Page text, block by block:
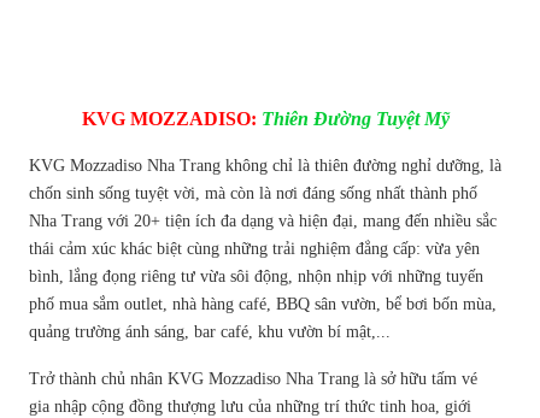
KVG MOZZADISO: Thiên Đường Tuyệt Mỹ
KVG Mozzadiso Nha Trang không chỉ là thiên đường nghỉ dưỡng, là
chốn sinh sống tuyệt vời, mà còn là nơi đáng sống nhất thành phố
Nha Trang với 20+ tiện ích đa dạng và hiện đại, mang đến nhiều sắc
thái cảm xúc khác biệt cùng những trải nghiệm đẳng cấp: vừa yên
bình, lắng đọng riêng tư vừa sôi động, nhộn nhịp với những tuyến
phố mua sắm outlet, nhà hàng café, BBQ sân vườn, bể bơi bốn mùa,
quảng trường ánh sáng, bar café, khu vườn bí mật,...
Trở thành chủ nhân KVG Mozzadiso Nha Trang là sở hữu tấm vé
gia nhập cộng đồng thượng lưu của những trí thức tinh hoa, giới